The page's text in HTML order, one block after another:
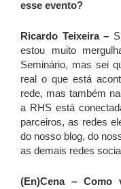
esse evento?
Ricardo Teixeira –
estou muito
Seminário, mas sei
real o que está
rede, mas também
a RHS está
parceiros, as redes
do nosso blog, do
as demais redes
(En)Cena – Como